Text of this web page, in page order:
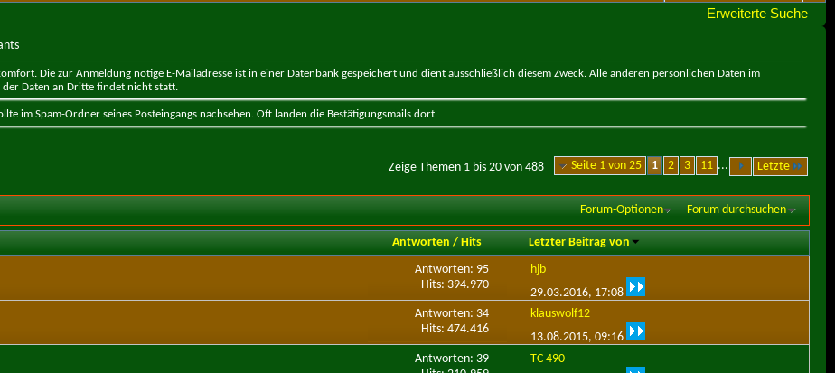
Erweiterte Suche
Die zur Anmeldung nötige E-Mailadresse ist in einer Datenbank gespeichert und dient ausschließlich diesem Zweck. Alle anderen persönlichen Daten im
Daten an Dritte findet nicht statt.
im Spam-Ordner seines Posteingangs nachsehen. Oft landen die Bestätigungsmails dort.
Seite 1 von 25 1 2 3 11 ... Letzte
Zeige Themen 1 bis 20 von 488
Forum-Optionen Forum durchsuchen
Antworten / Hits
Letzter Beitrag von
Antworten: 95
Hits: 394.970
hjb
29.03.2016, 17:08
Antworten: 34
Hits: 474.416
klauswolf12
13.08.2015, 09:16
Antworten: 39
TC 490